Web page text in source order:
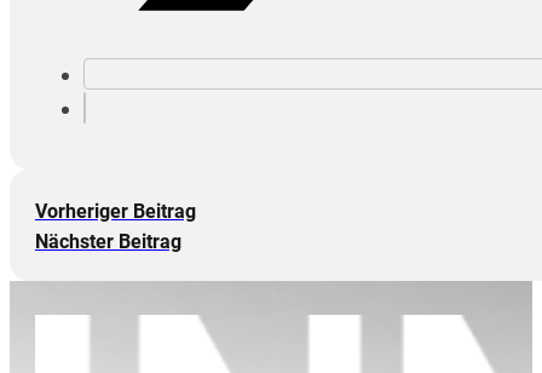
Vorheriger Beitrag
Nächster Beitrag